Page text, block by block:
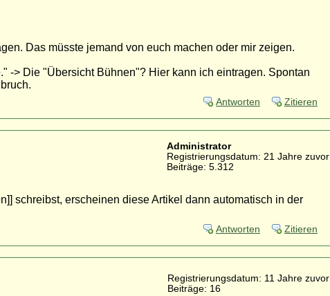
Das müsste jemand von euch machen oder mir zeigen.
-> Die "Übersicht Bühnen"? Hier kann ich eintragen. Spontan
Antworten Zitieren
Administrator
Registrierungsdatum: 21 Jahre zuvor
Beiträge: 5.312
schreibst, erscheinen diese Artikel dann automatisch in der
Antworten Zitieren
Registrierungsdatum: 11 Jahre zuvor
Beiträge: 16